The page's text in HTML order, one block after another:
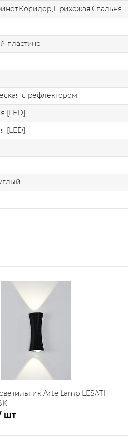
пластине
с рефлектором
[LED]
[LED]
Arte Lamp LESATH
шт